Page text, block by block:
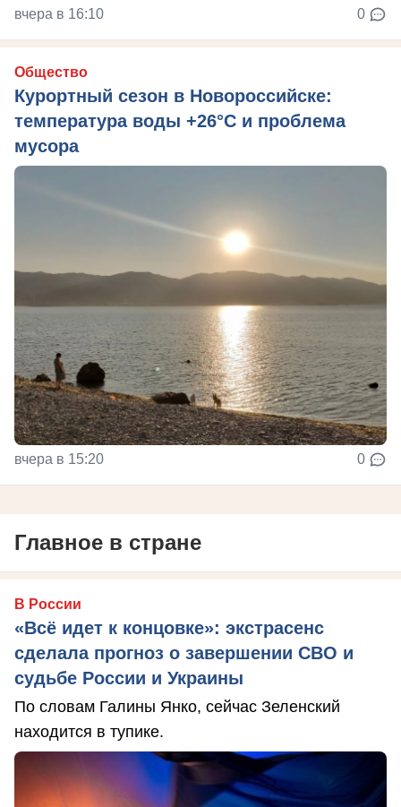
вчера в 16:10 0
Общество
Курортный сезон в Новороссийске:
температура воды +26°C и проблема
мусора
вчера в 15:20 0
Главное в стране
В России
«Всё идет к концовке»: экстрасенс
сделала прогноз о завершении СВО и
судьбе России и Украины
По словам Галины Янко, сейчас Зеленский
находится в тупике.